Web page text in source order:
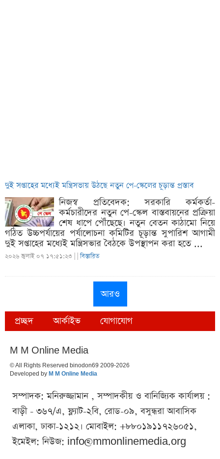
দুই সপ্তাহের মধ্যেই মন্ত্রিসভায় উঠছে নতুন পে-স্কেলের চূড়ান্ত প্রস্তাব
নিজস্ব প্রতিবেদক: সরকারি কর্মকর্তা-
কর্মচারীদের নতুন পে-স্কেল বাস্তবায়নের প্রক্রিয়া
শেষ ধাপে পৌঁছেছে। নতুন বেতন কাঠামো নিয়ে
গঠিত উচ্চপর্যায়ের পর্যালোচনা কমিটির চূড়ান্ত সুপারিশ আগামী
দুই সপ্তাহের মধ্যেই মন্ত্রিসভার বৈঠকে উপস্থাপন করা হতে ...
২০২৬ জুলাই ০৭ ১৭:৫১:২৩ | |বিস্তারিত
আরও
প্রচ্ছদ আর্কাইভ যোগাযোগ
M M Online Media
© All Rights Reserved binodon69 2009-2026
Developed by M M Online Media
সম্পাদক: মনিরুজ্জামান , সম্পাদকীয় ও বানিজ্যিক কার্যালয় :
বাড়ী - ৩৬৭/এ, ফ্ল্যাট-২বি, রোড-০৯, বসুন্ধরা আবাসিক
এলাকা, ঢাকা-১২১২। মোবাইল: +৮৮০১৯১১৭২৬০৫১,
ইমেইল: নিউজ: info@mmonlinemedia.org